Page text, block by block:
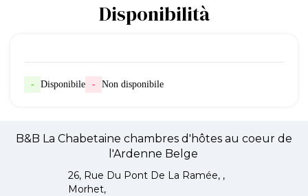
Disponibilità
- Disponibile - Non disponibile
B&B La Chabetaine chambres d'hôtes au coeur de
l'Ardenne Belge
26, Rue Du Pont De La Ramée, ,
Morhet,